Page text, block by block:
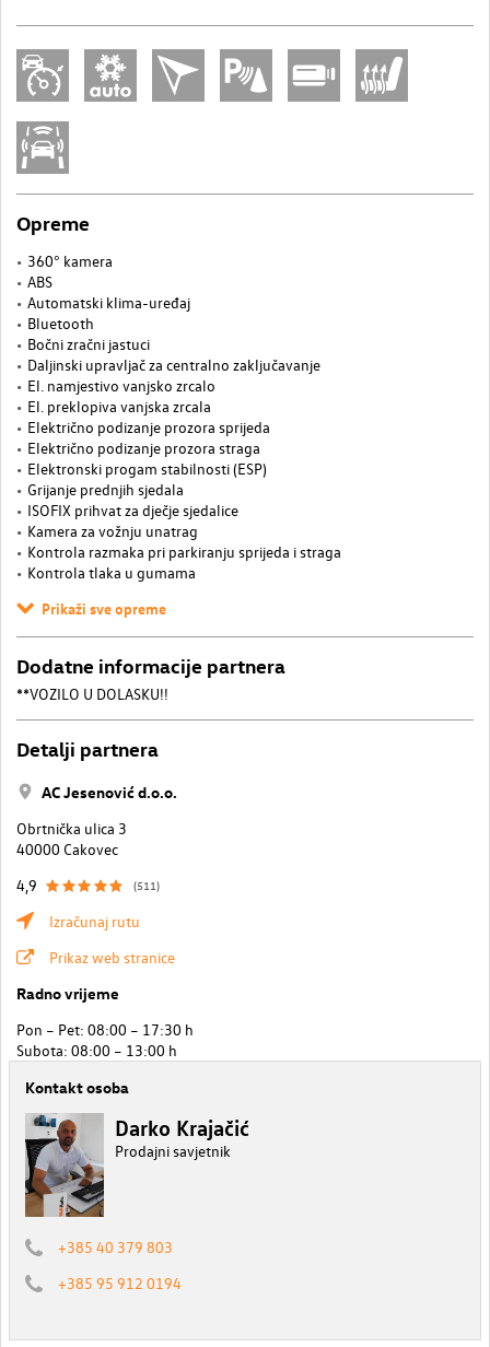
Opreme
360° kamera
ABS
Automatski klima-uređaj
Bluetooth
Bočni zračni jastuci
Daljinski upravljač za centralno zaključavanje
El. namjestivo vanjsko zrcalo
El. preklopiva vanjska zrcala
Električno podizanje prozora sprijeda
Električno podizanje prozora straga
Elektronski progam stabilnosti (ESP)
Grijanje prednjih sjedala
ISOFIX prihvat za dječje sjedalice
Kamera za vožnju unatrag
Kontrola razmaka pri parkiranju sprijeda i straga
Kontrola tlaka u gumama
Prikaži sve opreme
Dodatne informacije partnera
**VOZILO U DOLASKU!!
Detalji partnera
AC Jesenović d.o.o.
Obrtnička ulica 3
40000 Cakovec
4,9
(511)
Izračunaj rutu
Prikaz web stranice
Radno vrijeme
Pon – Pet: 08:00 – 17:30 h
Subota: 08:00 – 13:00 h
Kontakt osoba
Darko Krajačić
Prodajni savjetnik
+385 40 379 803
+385 95 912 0194